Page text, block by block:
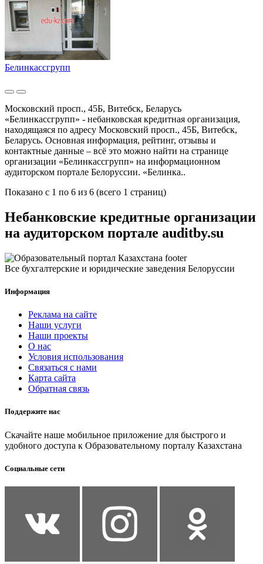
Белинкассгрупп
Московский просп., 45Б, Витебск, Беларусь
«Белинкассгрупп» - небанковская кредитная организация,
находящаяся по адресу Московский просп., 45Б, Витебск,
Беларусь. Основная информация, рейтинг, отзывы и
контактные данные – всё это можно найти на странице
организации «Белинкассгрупп» на информационном
аудиторском портале Белоруссии. «Белинка..
Показано с 1 по 6 из 6 (всего 1 страниц)
Небанковские кредитные организации
на аудиторском портале auditby.su
Все бухгалтерские и юридические заведения Белоруссии
Информация
Реклама на сайте
Наши услуги
Наши проекты
О нас
Условия использования
Связаться с нами
Карта сайта
Обратная связь
Поддержите нас
Скачайте наше мобильное приложение для быстрого и
удобного доступа к Образовательному порталу Казахстана
Социальные сети